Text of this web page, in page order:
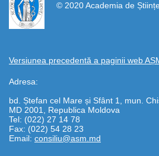
© 2020 Academia de
Versiunea precedentă a paginii web
Adresa:
bd. Ștefan cel Mare și Sfânt 1, mun.
MD 2001, Republica Moldova
Tel: (022) 27 14 78
Fax: (022) 54 28 23
Email: consiliu@asm.md